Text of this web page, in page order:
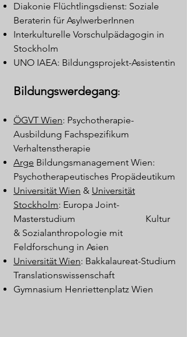
Diakonie Flüchtlingsdienst: Soziale
Beraterin für AsylwerberInnen
Interkulturelle Vorschulpädagogin in
Stockholm
UNO IAEA: Bildungsprojekt-Assistentin
Bildungswerdegang:
ÖGVT Wien: Psychotherapie-
Ausbildung Fachspezifikum
Verhaltenstherapie
Arge Bildungsmanagement Wien:
Psychotherapeutisches Propädeutikum
Universität Wien & Universität
Stockholm: Europa Joint-
Masterstudium Kultur
& Sozialanthropologie mit
Feldforschung in Asien
Universität Wien: Bakkalaureat-Studium
Translationswissenschaft
Gymnasium Henriettenplatz Wien